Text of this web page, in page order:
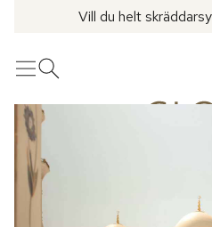
Vill du helt
MenyÖppna sök